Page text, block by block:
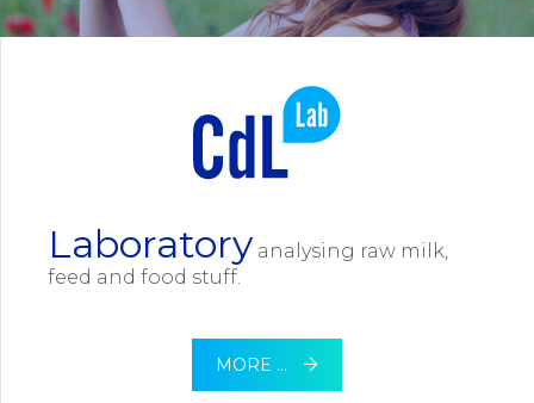
Laboratory analysing raw milk,
feed and food stuff.
MORE …